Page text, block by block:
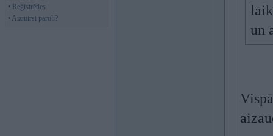
• Reģistrēties
• Aizmirsi paroli?
un